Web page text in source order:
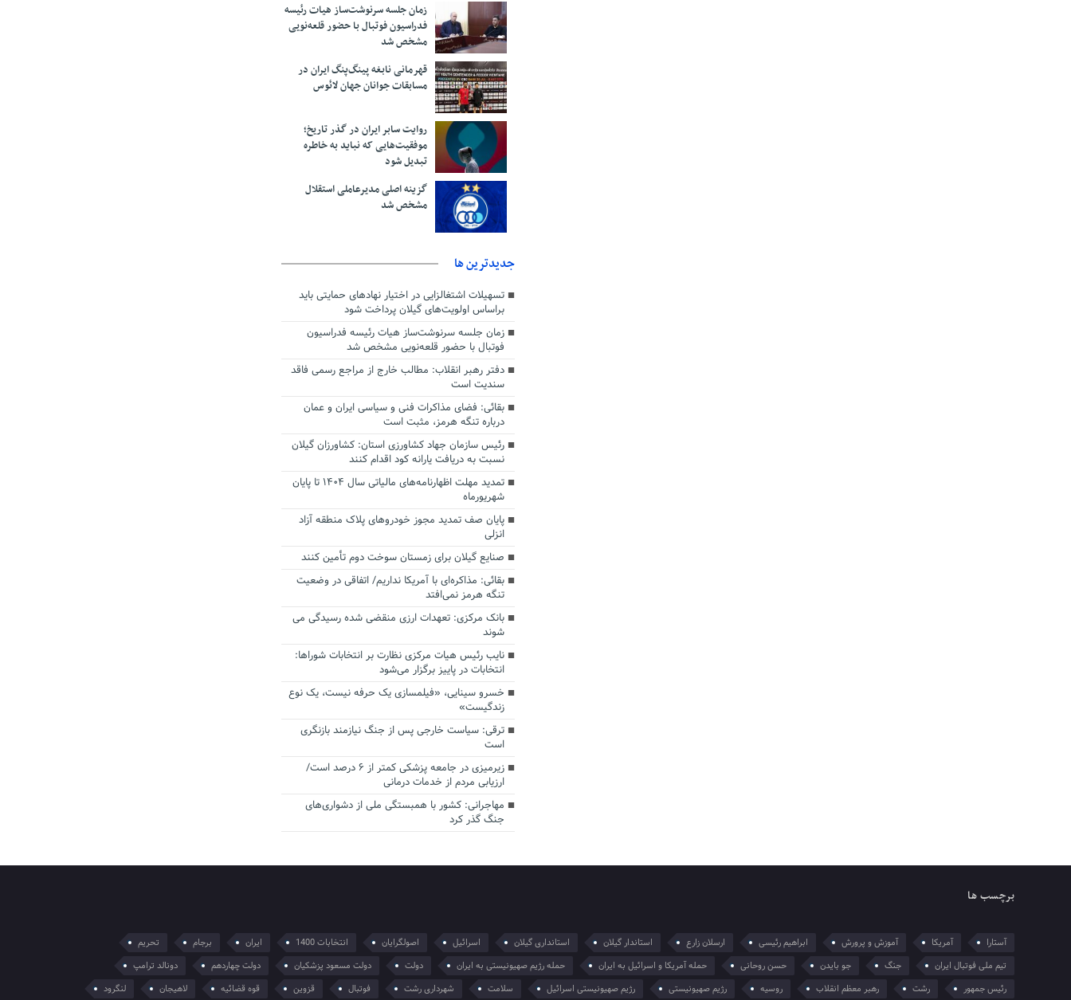
زمان جلسه سرنوشت‌ساز هیات رئیسه
فدراسیون فوتبال با حضور قلعه‌نویی
مشخص شد
قهرمانی نابغه پینگ‌پنگ ایران در
مسابقات جوانان جهان لائوس
روایت سابر ایران در گذر تاریخ؛
موفقیت‌هایی که نباید به خاطره
تبدیل شود
گزینه اصلی مدیرعاملی استقلال
مشخص شد
جديدترين ها
تسهیلات اشتغالزایی در اختیار نهادهای حمایتی باید
براساس اولویت‌های گیلان پرداخت شود
زمان جلسه سرنوشت‌ساز هیات رئیسه فدراسیون
فوتبال با حضور قلعه‌نویی مشخص شد
دفتر رهبر انقلاب: مطالب خارج از مراجع رسمی فاقد
سندیت است
بقائی: فضای مذاکرات فنی و سیاسی ایران و عمان
درباره تنگه هرمز، مثبت است
رئیس سازمان جهاد کشاورزی استان: کشاورزان گیلان
نسبت به دریافت یارانه کود اقدام کنند
تمدید مهلت اظهارنامه‌های مالیاتی سال ۱۴۰۴ تا پایان
شهریورماه
پایان صف تمدید مجوز خودروهای پلاک منطقه آزاد
انزلی
صنایع گیلان برای زمستان سوخت دوم تأمین کنند
بقائی: مذاکره‌ای با آمریکا نداریم/ اتفاقی در وضعیت
تنگه هرمز نمی‌افتد
بانک مرکزی: تعهدات ارزی منقضی شده رسیدگی می
شوند
نایب رئیس هیات مرکزی نظارت بر انتخابات شوراها:
انتخابات در پاییز برگزار می‌شود
خسرو سینایی، «فیلمسازی یک حرفه نیست، یک نوع
زندگیست»
ترقی: سیاست خارجی پس از جنگ نیازمند بازنگری
است
زیرمیزی در جامعه پزشکی کمتر از ۶ درصد است/
ارزیابی مردم از خدمات درمانی
مهاجرانی: کشور با همبستگی ملی از دشواری‌های
جنگ گذر کرد
برچسب ها
آستارا آمریکا آموزش و پرورش ابراهیم رئیسی ارسلان زارع استاندار گیلان استانداری گیلان اسرائیل اصولگرایان انتخابات 1400 ایران برجام
تحریم
تیم ملی فوتبال ایران
جنگ جو بایدن حسن روحانی حمله آمریکا و اسرائیل به ایران حمله رژیم صهیونیستی به ایران دولت دولت مسعود پزشکیان دولت چهاردهم
دونالد ترامپ
رئیس جمهور
رشت رهبر معظم انقلاب روسیه رژیم صهیونیستی رژیم صهیونیستی اسرائیل سلامت شهرداری رشت فوتبال قزوین قوه قضائیه لاهیجان لنگرود